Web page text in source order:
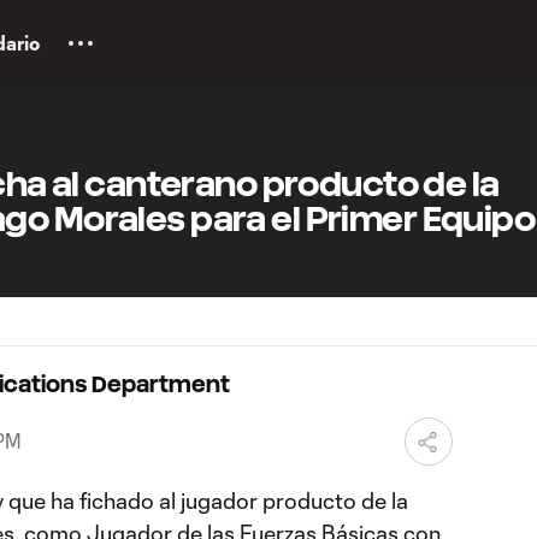
al canterano producto de la
Morales para el Primer Equipo
Department
que ha fichado al jugador producto de la
como Jugador de las Fuerzas Básicas con